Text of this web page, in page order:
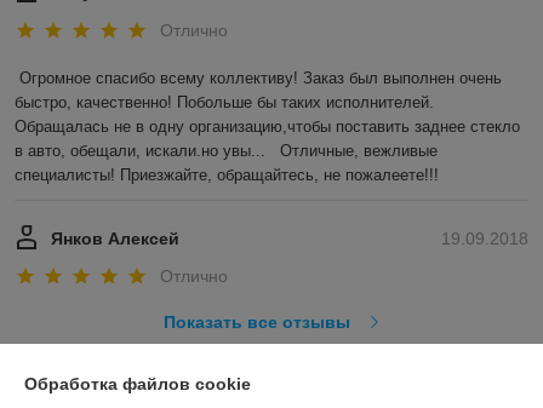
Отлично
Огромное спасибо всему коллективу! Заказ был выполнен очень
быстро, качественно! Побольше бы таких исполнителей.
Обращалась не в одну организацию,чтобы поставить заднее стекло
в авто, обещали, искали.но увы...   Отличные, вежливые
специалисты! Приезжайте, обращайтесь, не пожалеете!!!
19.09.2018
Янков Алексей
Отлично
Показать все отзывы
Обработка файлов cookie